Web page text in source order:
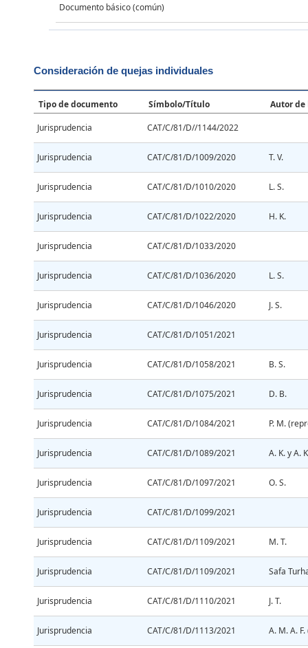
Documento básico (común)
Consideración de quejas individuales
Tipo de documento Símbolo/Título
Autor de
Jurisprudencia
CAT/C/81/D//1144/2022
Jurisprudencia CAT/C/81/D/1009/2020 T. V.
Jurisprudencia CAT/C/81/D/1010/2020 L. S.
Jurisprudencia CAT/C/81/D/1022/2020 H. K.
Jurisprudencia CAT/C/81/D/1033/2020
Jurisprudencia CAT/C/81/D/1036/2020 L. S.
Jurisprudencia CAT/C/81/D/1046/2020 J. S.
Jurisprudencia CAT/C/81/D/1051/2021
Jurisprudencia CAT/C/81/D/1058/2021 B. S.
Jurisprudencia CAT/C/81/D/1075/2021 D. B.
Jurisprudencia CAT/C/81/D/1084/2021 P. M.
Jurisprudencia CAT/C/81/D/1089/2021 A. K. y A.
Jurisprudencia CAT/C/81/D/1097/2021 O. S.
Jurisprudencia CAT/C/81/D/1099/2021
Jurisprudencia CAT/C/81/D/1109/2021 M. T.
Jurisprudencia CAT/C/81/D/1109/2021 Safa
Jurisprudencia CAT/C/81/D/1110/2021 J. T.
Jurisprudencia CAT/C/81/D/1113/2021 A. M. A.